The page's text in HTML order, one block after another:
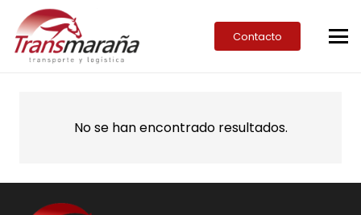
Contacto
No se han encontrado resultados.